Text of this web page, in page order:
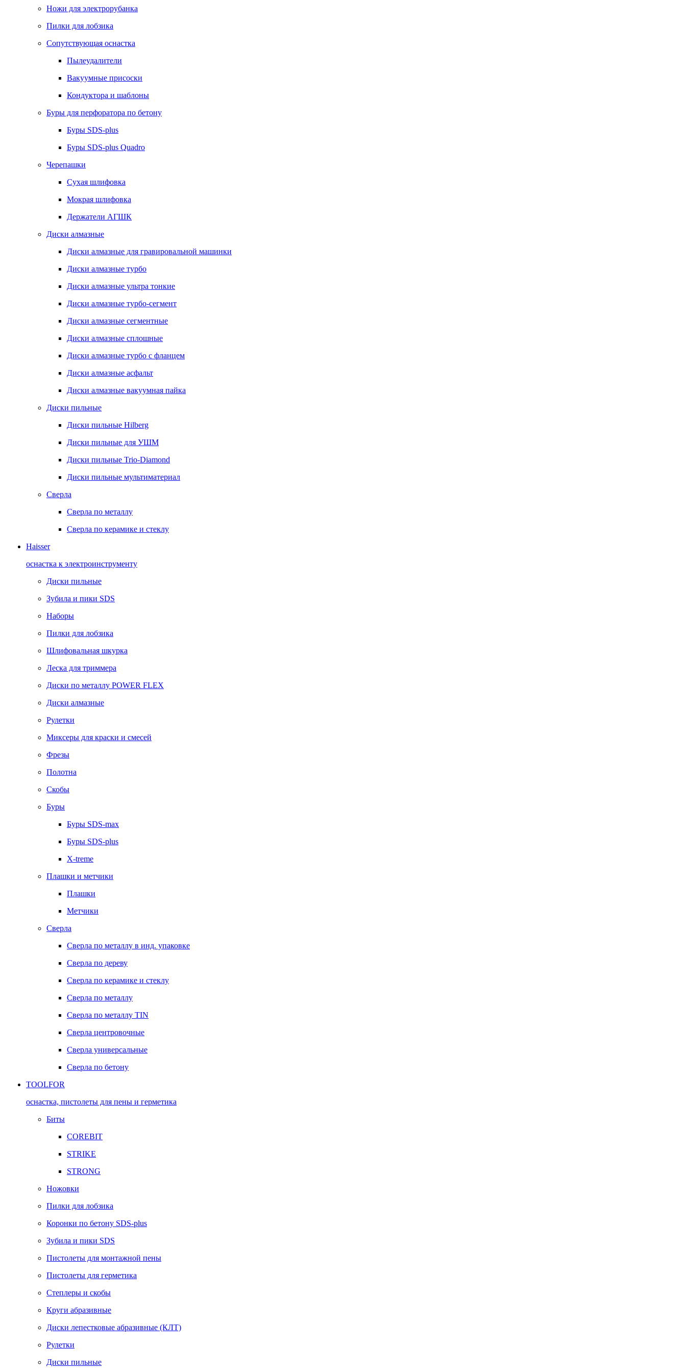
Ножи для электрорубанка
Пилки для лобзика
Сопутствующая оснастка
Пылеудалители
Вакуумные присоски
Кондуктора и шаблоны
Буры для перфоратора по бетону
Буры SDS-plus
Буры SDS-plus Quadro
Черепашки
Сухая шлифовка
Мокрая шлифовка
Держатели АГШК
Диски алмазные
Диски алмазные для гравировальной машинки
Диски алмазные турбо
Диски алмазные ультра тонкие
Диски алмазные турбо-сегмент
Диски алмазные сегментные
Диски алмазные сплошные
Диски алмазные турбо с фланцем
Диски алмазные асфальт
Диски алмазные вакуумная пайка
Диски пильные
Диски пильные Hilberg
Диски пильные для УШМ
Диски пильные Trio-Diamond
Диски пильные мультиматериал
Сверла
Сверла по металлу
Сверла по керамике и стеклу
Haisser
оснастка к электроинструменту
Диски пильные
Зубила и пики SDS
Наборы
Пилки для лобзика
Шлифовальная шкурка
Леска для триммера
Диски по металлу POWER FLEX
Диски алмазные
Рулетки
Миксеры для краски и смесей
Фрезы
Полотна
Скобы
Буры
Буры SDS-max
Буры SDS-plus
X-treme
Плашки и метчики
Плашки
Метчики
Сверла
Сверла по металлу в инд. упаковке
Сверла по дереву
Сверла по керамике и стеклу
Сверла по металлу
Сверла по металлу TIN
Сверла центровочные
Сверла универсальные
Сверла по бетону
TOOLFOR
оснастка, пистолеты для пены и герметика
Биты
COREBIT
STRIKE
STRONG
Ножовки
Пилки для лобзика
Коронки по бетону SDS-plus
Зубила и пики SDS
Пистолеты для монтажной пены
Пистолеты для герметика
Степлеры и скобы
Круги абразивные
Диски лепестковые абразивные (КЛТ)
Рулетки
Диски пильные